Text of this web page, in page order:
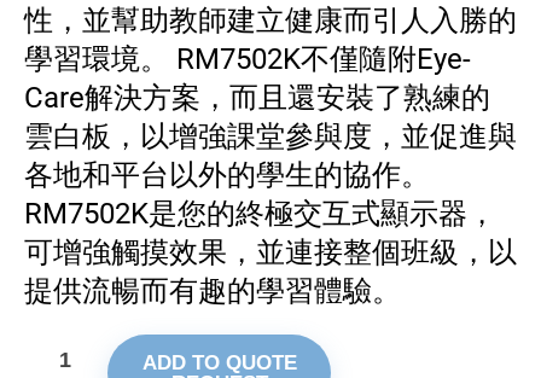
性，並幫助教師建立健康而引人入勝的
學習環境。 RM7502K不僅隨附Eye-
Care解決方案，而且還安裝了熟練的
雲白板，以增強課堂參與度，並促進與
各地和平台以外的學生的協作。
RM7502K是您的終極交互式顯示器，
可增強觸摸效果，並連接整個班級，以
提供流暢而有趣的學習體驗。
ADD TO QUOTE